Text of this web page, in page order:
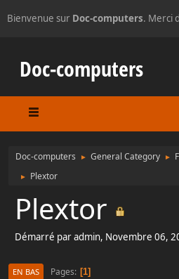
Bienvenue sur Doc-computers. Merci
Doc-computers
Doc-computers ► General Category ►
► Plextor
Plextor
Démarré par admin, Novembre 06,
EN BAS Pages 1